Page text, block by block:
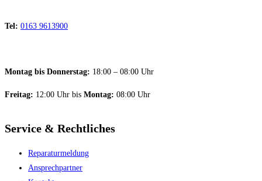
Tel: 0163 9613900
Montag bis Donnerstag: 18:00 – 08:00 Uhr
Freitag: 12:00 Uhr bis Montag: 08:00 Uhr
Service & Rechtliches
Reparaturmeldung
Ansprechpartner